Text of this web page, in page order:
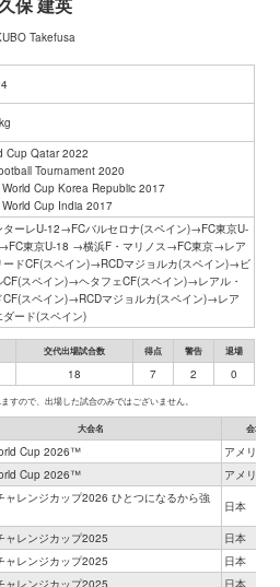
Takefusa
Cup Qatar 2022
Tournament 2020
World Cup Korea Republic 2017
World Cup India 2017
ターレU-12→FCバルセロナ(スペイン)→FC東京U-
東京U-18 →横浜F・マリノス→FC東京→レア
ードCF(スペイン)→RCDマジョルカ(スペイン)→ビ
CF(スペイン)→ヘタフェCF(スペイン)→レアル・
CF(スペイン)→RCDマジョルカ(スペイン)→レア
ダード(スペイン)
交代出場試合数 得点 警告 退場
18 7 2 0
すので、出場した試合のみではございません。
大会名 会場
Cup 2026™
アメリカ
Cup 2026™ アメリカ
ャレンジカップ2026 ひとつになるから強
日本
ャレンジカップ2025
日本
ャレンジカップ2025
日本
ャレンジカップ2025
日本